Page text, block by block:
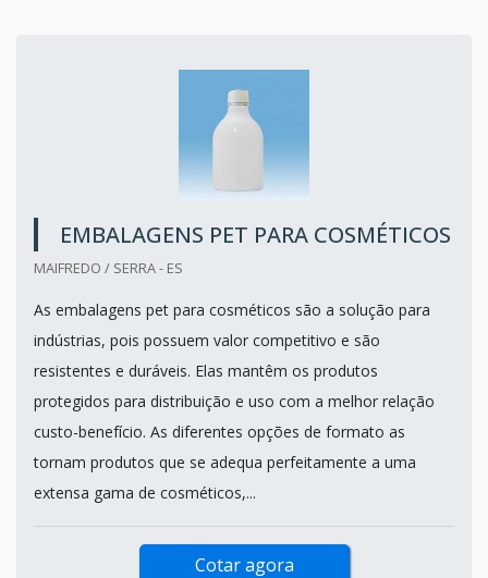
EMBALAGENS PET PARA COSMÉTICOS
MAIFREDO / SERRA - ES
As embalagens pet para cosméticos são a solução para
indústrias, pois possuem valor competitivo e são
resistentes e duráveis. Elas mantêm os produtos
protegidos para distribuição e uso com a melhor relação
custo-benefício. As diferentes opções de formato as
tornam produtos que se adequa perfeitamente a uma
extensa gama de cosméticos,...
Cotar agora